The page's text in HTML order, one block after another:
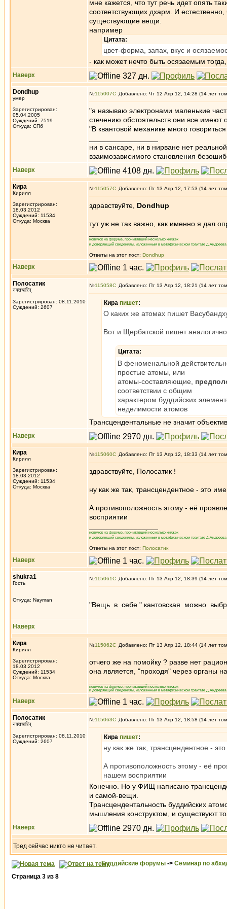
мне кажется, что тут речь идет опять
соответствующих дхарм. И естественно,
существующие вещи.
например
Цитата:
цвет-форма, запах, вкус и
- как может нечто быть осязаемым
Наверх
Dondhup
умер
Зарегистрирован:
05.04.2005
Суждений: 7519
Откуда: СПб
№115007 Добавлено: Чт 12 Апр 12, 14:28 (14 лет
"я называю электронами маленькие
стечению обстоятельств они все имеют
"В квантовой механике много
ни в сансаре, ни в нирване нет
взаимозависимого становления
Наверх
Кира
Кирилл
Зарегистрирован:
18.03.2012
Суждений: 11534
Откуда: Москва
№115057 Добавлено: Пт 13 Апр 12, 17:53 (14 лет
здравствуйте, Dondhup
тут уж не так важно, как именно я дал
новичок на форуме, прочитавший несколько книжек
и доверяющий сведениям, изложенным в метафизическом трактате
Ответы на этот пост: Dondhup
Наверх
Полосатик
नक्तचारिन्
Зарегистрирован: 08.11.2010
Суждений: 2607
№115058 Добавлено: Пт 13 Апр 12, 18:21 (14 лет
Кира пишет:
О каких же атомах пишет
Вот и Щербатской пишет
Цитата:
В феноменальной
простые атомы, или
атомы-составляющие,
соответствии с общим
характером буддийских
неделимости атомов
Трансцендентальные не значит
Наверх
Кира
Кирилл
Зарегистрирован:
18.03.2012
Суждений: 11534
Откуда: Москва
№115060 Добавлено: Пт 13 Апр 12, 18:33 (14 лет
здравствуйте, Полосатик !
ну как же так, трансцендентное - это
А противоположность этому - её
восприятии
новичок на форуме, прочитавший несколько книжек
и доверяющий сведениям, изложенным в метафизическом трактате
Ответы на этот пост: Полосатик
Наверх
shukra1
Гость
Откуда: Nayman
№115061 Добавлено: Пт 13 Апр 12, 18:39 (14 лет
"Вещь в себе " кантовская можно
Наверх
Кира
Кирилл
Зарегистрирован:
18.03.2012
Суждений: 11534
Откуда: Москва
№115062 Добавлено: Пт 13 Апр 12, 18:44 (14 лет
отчего же на помойку ? разве нет
она является, "проходя" через органы
новичок на форуме, прочитавший несколько книжек
и доверяющий сведениям, изложенным в метафизическом трактате
Наверх
Полосатик
नक्तचारिन्
Зарегистрирован: 08.11.2010
Суждений: 2607
№115063 Добавлено: Пт 13 Апр 12, 18:58 (14 лет
Кира пишет:
ну как же так, трансцендентное -
А противоположность этому - её
нашем восприятии
Конечно. Но у ФИЩ написано
и самой-вещи.
Трансцендентальность буддийских
мышления конструктом, и существуют
Наверх
Тред сейчас никто не читает.
Буддийские форумы -> Семинар по
Страница 3 из 8